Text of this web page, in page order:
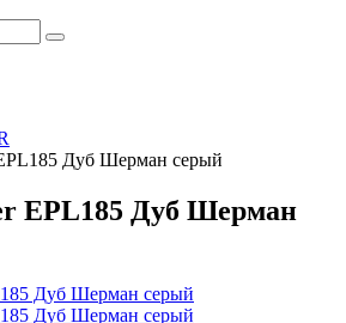
Дуб Шерман серый
EPL185 Дуб Шерман